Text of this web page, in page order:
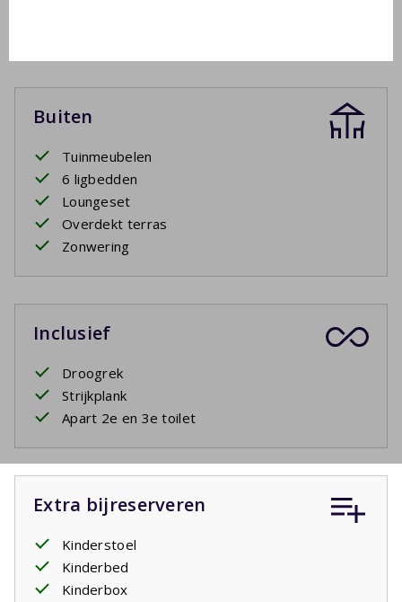
Buiten
Tuinmeubelen
6 ligbedden
Loungeset
Overdekt terras
Zonwering
Inclusief
Droogrek
Strijkplank
Apart 2e en 3e toilet
Extra bijreserveren
Kinderstoel
Kinderbed
Kinderbox